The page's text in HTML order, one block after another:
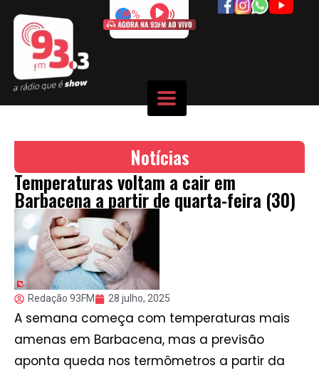
50%
Notícias
Temperaturas voltam a cair em
Barbacena a partir de quarta-feira (30)
Redação 93FM 28 julho, 2025
A semana começa com temperaturas mais
amenas em Barbacena, mas a previsão
aponta queda nos termômetros a partir da